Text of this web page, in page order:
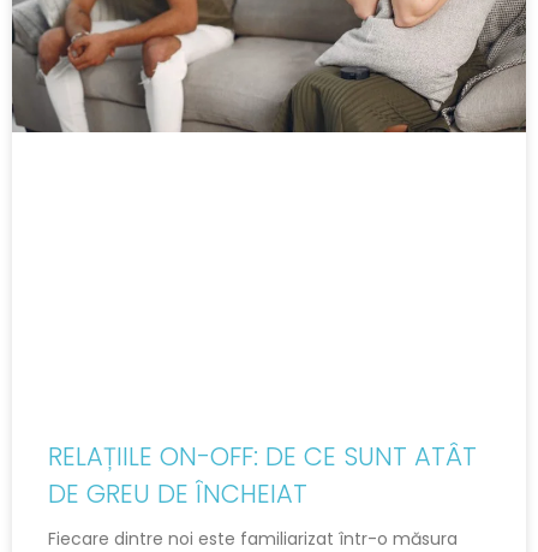
RELAȚIILE ON-OFF: DE CE SUNT ATÂT
DE GREU DE ÎNCHEIAT
Fiecare dintre noi este familiarizat într-o măsura